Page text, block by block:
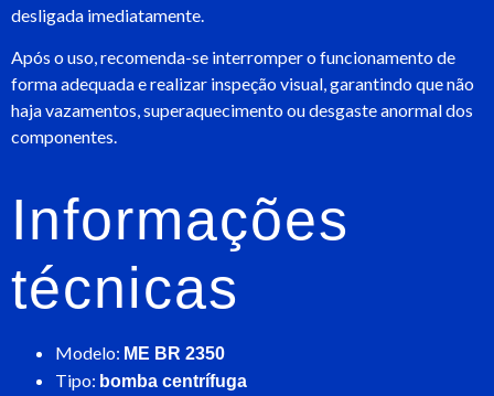
desligada imediatamente.
Após o uso, recomenda-se interromper o funcionamento de
forma adequada e realizar inspeção visual, garantindo que não
haja vazamentos, superaquecimento ou desgaste anormal dos
componentes.
Informações
técnicas
Modelo: ME BR 2350
Tipo: bomba centrífuga